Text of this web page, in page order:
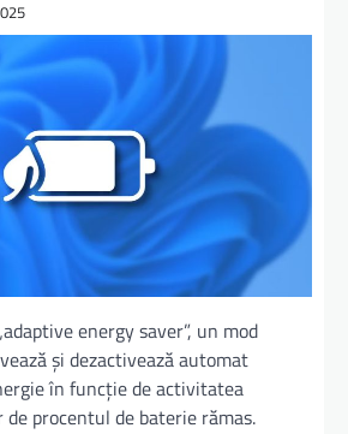
energy saver”, un mod
și dezactivează automat
în funcție de activitatea
procentul de baterie rămas.